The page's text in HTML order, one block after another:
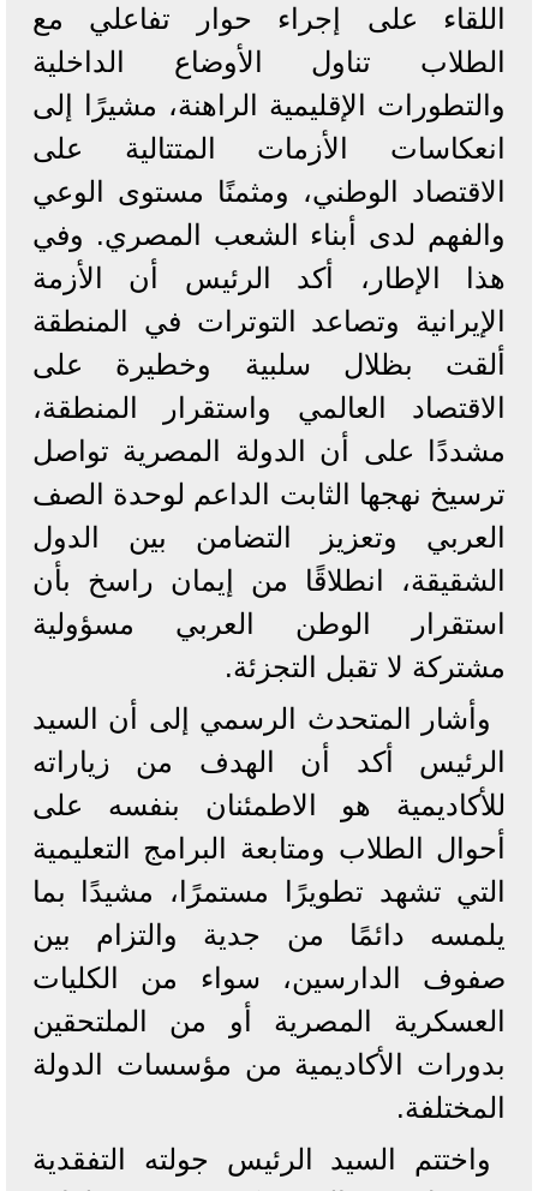
اللقاء على إجراء حوار تفاعلي مع
الطلاب تناول الأوضاع الداخلية
والتطورات الإقليمية الراهنة، مشيرًا إلى
انعكاسات الأزمات المتتالية على
الاقتصاد الوطني، ومثمنًا مستوى الوعي
والفهم لدى أبناء الشعب المصري. وفي
هذا الإطار، أكد الرئيس أن الأزمة
الإيرانية وتصاعد التوترات في المنطقة
ألقت بظلال سلبية وخطيرة على
الاقتصاد العالمي واستقرار المنطقة،
مشددًا على أن الدولة المصرية تواصل
ترسيخ نهجها الثابت الداعم لوحدة الصف
العربي وتعزيز التضامن بين الدول
الشقيقة، انطلاقًا من إيمان راسخ بأن
استقرار الوطن العربي مسؤولية
مشتركة لا تقبل التجزئة.
وأشار المتحدث الرسمي إلى أن السيد
الرئيس أكد أن الهدف من زياراته
للأكاديمية هو الاطمئنان بنفسه على
أحوال الطلاب ومتابعة البرامج التعليمية
التي تشهد تطويرًا مستمرًا، مشيدًا بما
يلمسه دائمًا من جدية والتزام بين
صفوف الدارسين، سواء من الكليات
العسكرية المصرية أو من الملتحقين
بدورات الأكاديمية من مؤسسات الدولة
المختلفة.
واختتم السيد الرئيس جولته التفقدية